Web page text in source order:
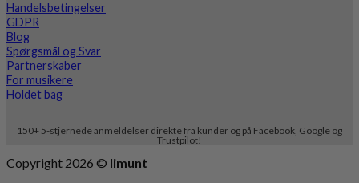
Handelsbetingelser
GDPR
Blog
Spørgsmål og Svar
Partnerskaber
For musikere
Holdet bag
150+ 5-stjernede anmeldelser direkte fra kunder og på Facebook, Google og
Trustpilot!
Copyright 2026 © limunt